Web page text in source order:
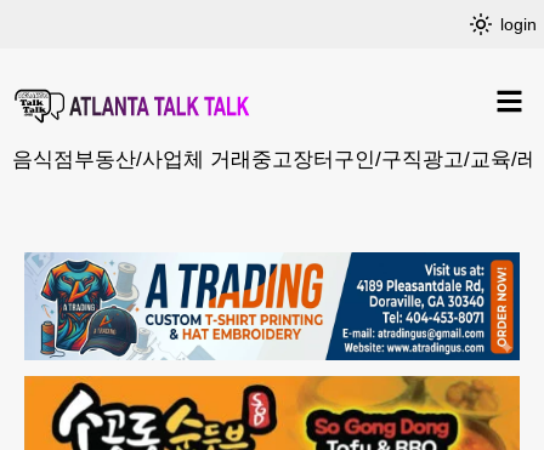
login
음식점부동산/사업체 거래 중고장터 구인/구직광고/교육/레